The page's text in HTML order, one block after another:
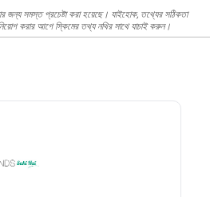
জন্য সমস্ত প্রচেষ্টা করা হয়েছে। যাইহোক, তথ্যের সঠিকতা
করার আগে স্কিমের তথ্য নথির সাথে যাচাই করুন।